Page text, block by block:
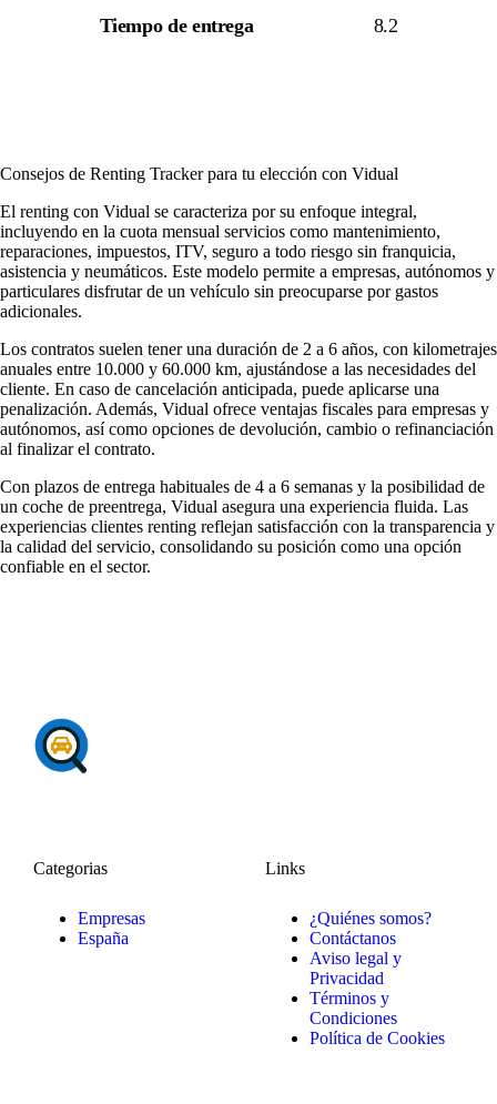
Tiempo de entrega 8.2
Consejos de Renting Tracker para tu elección con Vidual
El renting con Vidual se caracteriza por su enfoque integral,
incluyendo en la cuota mensual servicios como mantenimiento,
reparaciones, impuestos, ITV, seguro a todo riesgo sin franquicia,
asistencia y neumáticos. Este modelo permite a empresas, autónomos y
particulares disfrutar de un vehículo sin preocuparse por gastos
adicionales.
Los contratos suelen tener una duración de 2 a 6 años, con kilometrajes
anuales entre 10.000 y 60.000 km, ajustándose a las necesidades del
cliente. En caso de cancelación anticipada, puede aplicarse una
penalización. Además, Vidual ofrece ventajas fiscales para empresas y
autónomos, así como opciones de devolución, cambio o refinanciación
al finalizar el contrato.
Con plazos de entrega habituales de 4 a 6 semanas y la posibilidad de
un coche de preentrega, Vidual asegura una experiencia fluida. Las
experiencias clientes renting reflejan satisfacción con la transparencia y
la calidad del servicio, consolidando su posición como una opción
confiable en el sector.
Categorias
Empresas
España
Links
¿Quiénes somos?
Contáctanos
Aviso legal y
Privacidad
Términos y
Condiciones
Política de Cookies